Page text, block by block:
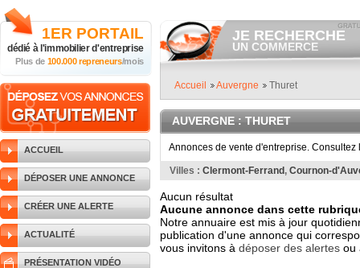
1ER PORTAIL
dédié à l'immobilier d'entreprise
Plus de 100.000 repreneurs/mois
ACCUEIL
DÉPOSER UNE ANNONCE
CRÉER UNE ALERTE
ACTUALITÉ
PRÉSENTATION VIDÉO
JE RECHERCHE
UN COMMERCE
Consulter gratuitementles
vendre.
Et/ou déposergratuitement
votre recherche de
RECHERCHER UNE
ANNONCE
Accueil Auvergne Thuret
AUVERGNE: THURET
Annonces de vente d'entreprise.
Villes : Clermont-Ferrand , Cournon-
Aucun résultat
Aucune annonce dans cette
Notre annuaire est mis à jour
publication d'une annonce qui
vous invitons à déposer des alertes ou